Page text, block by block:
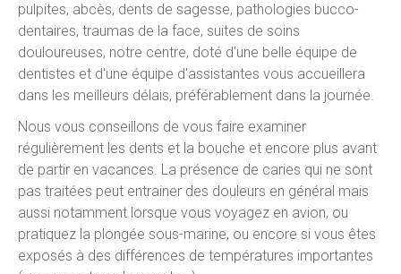
pulpites, abcès, dents de sagesse, pathologies bucco-
dentaires, traumas de la face, suites de soins
douloureuses, notre centre, doté d'une belle équipe de
dentistes et d'une équipe d'assistantes vous accueillera
dans les meilleurs délais, préférablement dans la journée.
Nous vous conseillons de vous faire examiner
régulièrement les dents et la bouche et encore plus avant
de partir en vacances. La présence de caries qui ne sont
pas traitées peut entrainer des douleurs en général mais
aussi notamment lorsque vous voyagez en avion, ou
pratiquez la plongée sous-marine, ou encore si vous êtes
exposés à des différences de températures importantes